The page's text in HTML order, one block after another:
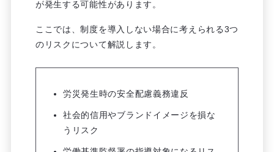
が発生する可能性があります。
ここでは、制度を導入しない場合に考えられる3つ
のリスクについて解説します。
労災発生時の安全配慮義務違反
社会的信用やブランドイメージを損な
うリスク